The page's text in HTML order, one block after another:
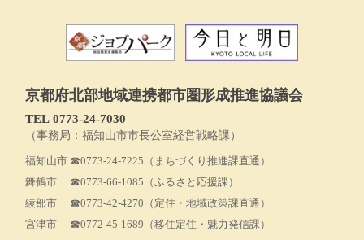
京都府北部地域連携都市圏形成推進協議会
TEL 0773‐24-7030
（事務局：福知山市市長公室経営戦略課）
福知山市 ☎0773-24-7225 （まちづくり推進課直通）
舞鶴市 ☎0773-66-1085 （ふるさと応援課）
綾部市 ☎0773-42-4270 （定住・地域政策課直通）
宮津市 ☎0772-45-1689 （移住定住・魅力発信課）